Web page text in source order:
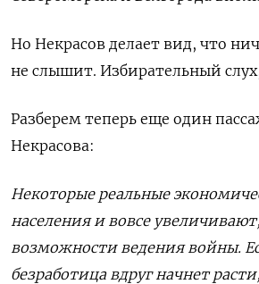
Но Некрасов делает вид, что
не слышит. Избирательный
Разберем теперь еще один
Некрасова:
Некоторые реальные
населения и вовсе
возможности ведения войны.
безработица вдруг начнет